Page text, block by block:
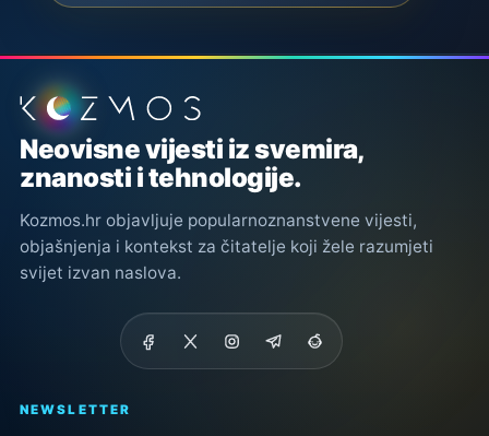
Podnožje stranice
Neovisne vijesti iz svemira,
znanosti i tehnologije.
Kozmos.hr objavljuje popularnoznanstvene vijesti,
objašnjenja i kontekst za čitatelje koji žele razumjeti
svijet izvan naslova.
NEWSLETTER